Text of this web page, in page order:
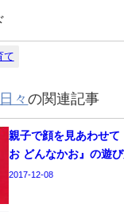
て
日々の関連記事
親子で顔を見あわせて
お どんなかお』の遊
2017-12-08